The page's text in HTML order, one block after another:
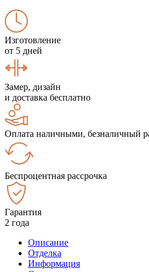
Изготовление
от 5 дней
Замер, дизайн
и доставка бесплатно
Оплата наличными, безналичный
Беспроцентная рассрочка
Гарантия
2 года
Описание
Отделка
Информация